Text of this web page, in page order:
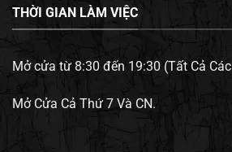
THỜI GIAN LÀM VIỆC
Mở cửa từ 8:30 đến 19:30 (Tất Cả
Mở Cửa Cả Thứ 7 Và CN.